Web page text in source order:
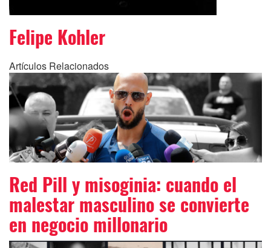
Felipe Kohler
Artículos Relacionados
Red Pill y misoginia: cuando el
malestar masculino se convierte
en negocio millonario